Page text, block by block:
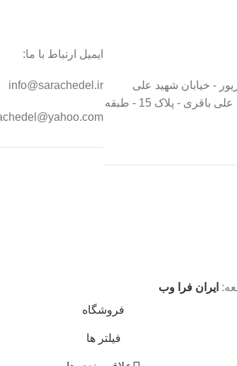
خیابان 17 شهریور - خیابان شهید علی
درخشان - کوچه شهید علی باقری - پلاک 15 - طبقه
ایمیل ارتباط با ما:
info@sarachedel.ir
ایران فرا وب
فروشگاه
فیلتر ها